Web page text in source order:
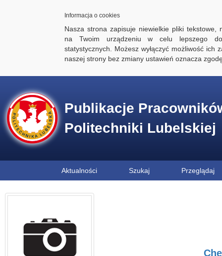
Informacja o cookies
Nasza strona zapisuje niewielkie pliki tekstowe,
na Twoim urządzeniu w celu lepszego
statystycznych. Możesz wyłączyć możliwość ich
naszej strony bez zmiany ustawień oznacza
Publikacje
Politechniki Lubelskiej
Aktualności Szukaj Przeglądaj